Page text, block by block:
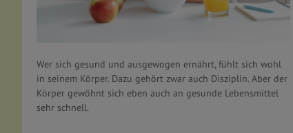
Wer sich gesund und ausgewogen ernährt, fühlt sich wohl
in seinem Körper. Dazu gehört zwar auch Disziplin. Aber der
Körper gewöhnt sich eben auch an gesunde Lebensmittel
sehr schnell.